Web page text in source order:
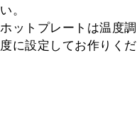
い。
ホットプレートは温度
度に設定してお作りくだ